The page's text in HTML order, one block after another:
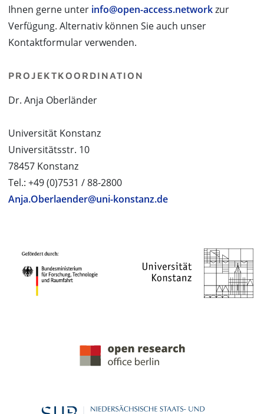
Ihnen gerne unter info@open-access.networkzur
Verfügung. Alternativ können Sie auch unser
Kontaktformular verwenden.
PROJEKTKOORDINATION
Dr. Anja Oberländer
Universität Konstanz
Universitätsstr. 10
78457 Konstanz
Tel.: +49 (0)7531 / 88-2800
Anja.Oberlaender@uni-konstanz.de